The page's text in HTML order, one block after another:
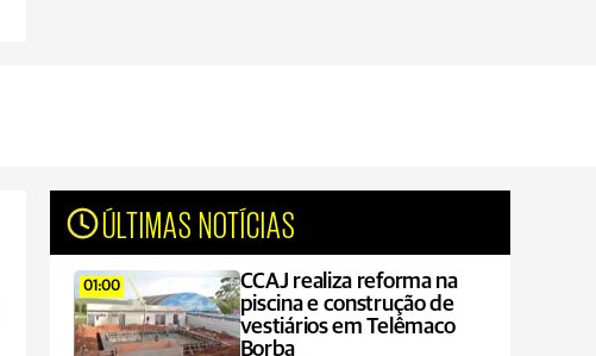
ÚLTIMAS NOTÍCIAS
01:00
CCAJ realiza reforma na
piscina e construção de
vestiários em Telêmaco
Borba